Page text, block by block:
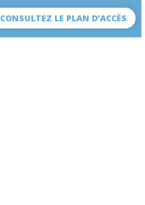
CONSULTEZ LE PLAN D’ACCÈS